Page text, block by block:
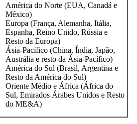
América do Norte (EUA, Canadá e
México)
Europa (França, Alemanha, Itália,
Espanha, Reino Unido, Rússia e
Resto da Europa)
Ásia-Pacífico (China, Índia, Japão,
Austrália e resto da Ásia-Pacífico)
América do Sul (Brasil, Argentina e
Resto da América do Sul)
Oriente Médio e África (África do
Sul, Emirados Árabes Unidos e Resto
do ME&A)